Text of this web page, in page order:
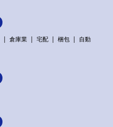
倉庫業 宅配 梱包
自動